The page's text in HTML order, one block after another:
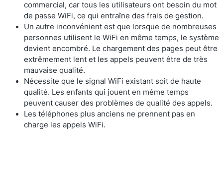
commercial, car tous les utilisateurs ont besoin du mot
de passe WiFi, ce qui entraîne des frais de gestion.
Un autre inconvénient est que lorsque de nombreuses
personnes utilisent le WiFi en même temps, le système
devient encombré. Le chargement des pages peut être
extrêmement lent et les appels peuvent être de très
mauvaise qualité.
Nécessite que le signal WiFi existant soit de haute
qualité. Les enfants qui jouent en même temps
peuvent causer des problèmes de qualité des appels.
Les téléphones plus anciens ne prennent pas en
charge les appels WiFi.